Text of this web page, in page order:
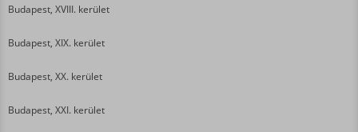
Budapest, XVIII. kerület
Budapest, XIX. kerület
Budapest, XX. kerület
Budapest, XXI. kerület